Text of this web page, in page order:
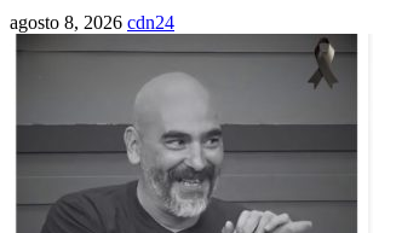
agosto 8, 2026 cdn24